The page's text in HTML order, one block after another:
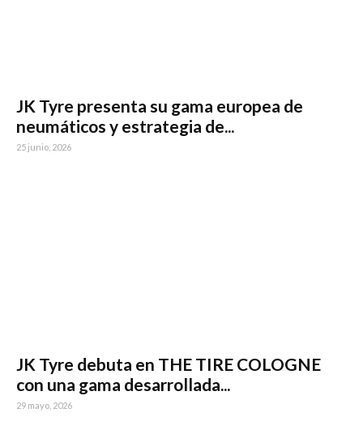
JK Tyre presenta su gama europea de
neumáticos y estrategia de...
25 junio, 2026
JK Tyre debuta en THE TIRE COLOGNE
con una gama desarrollada...
29 mayo, 2026